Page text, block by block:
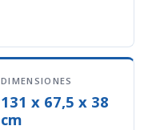
DIMENSIONES
131 x 67,5 x 38
cm